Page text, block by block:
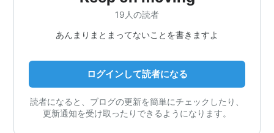
19人の読者
あんまりまとまってないことを書きますよ
ログインして読者になる
読者になると、ブログの更新を簡単にチェックしたり、
更新通知を受け取ったりできるようになります。